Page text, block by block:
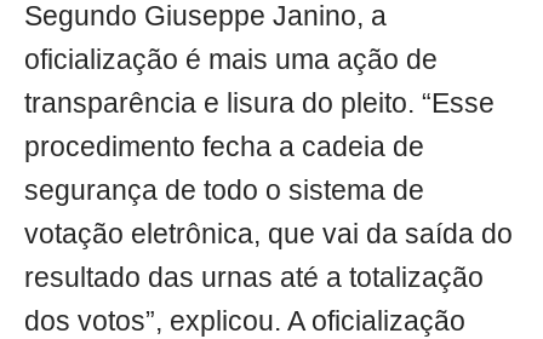
Segundo Giuseppe Janino, a
oficialização é mais uma ação de
transparência e lisura do pleito. “Esse
procedimento fecha a cadeia de
segurança de todo o sistema de
votação eletrônica, que vai da saída do
resultado das urnas até a totalização
dos votos”, explicou. A oficialização